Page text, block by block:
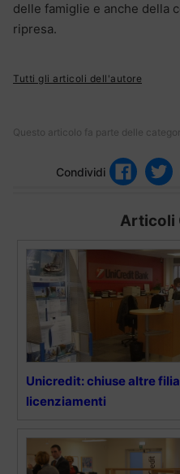
delle famiglie e anche della
ripresa.
Tutti gli articoli dell'autore
Questo articolo fa parte delle
Condividi
Articoli
Unicredit: chiuse altre
licenziamenti